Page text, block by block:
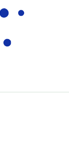
Xe
e sicuro.